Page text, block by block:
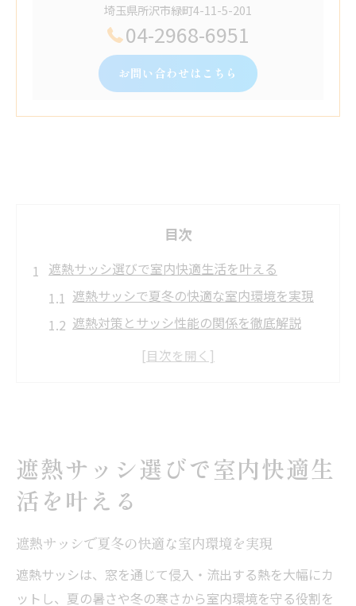
埼玉県所沢市緑町4-11-5-201
04-2968-6951
お問い合わせはこちら
目次
遮熱サッシ選びで室内快適生活を叶える
遮熱サッシで夏冬の快適な室内環境を実現
遮熱対策とサッシ性能の関係を徹底解説
遮熱サッシの選び方で省エネ効果を高める
断熱との違いも分かるサッシ遮熱徹底解説
遮熱と断熱の違いを分かりやすく解説
遮熱サッシと断熱サッシの特徴比較
遮熱と断熱窓の選び方のポイント
Low-Eガラスの遮熱と断熱の見分け方
遮熱サッシ選びで室内快適生
活を叶える
遮熱サッシで夏冬の快適な室内環境を実現
遮熱サッシは、窓を通じて侵入・流出する熱を大幅にカ
ットし、夏の暑さや冬の寒さから室内環境を守る役割を